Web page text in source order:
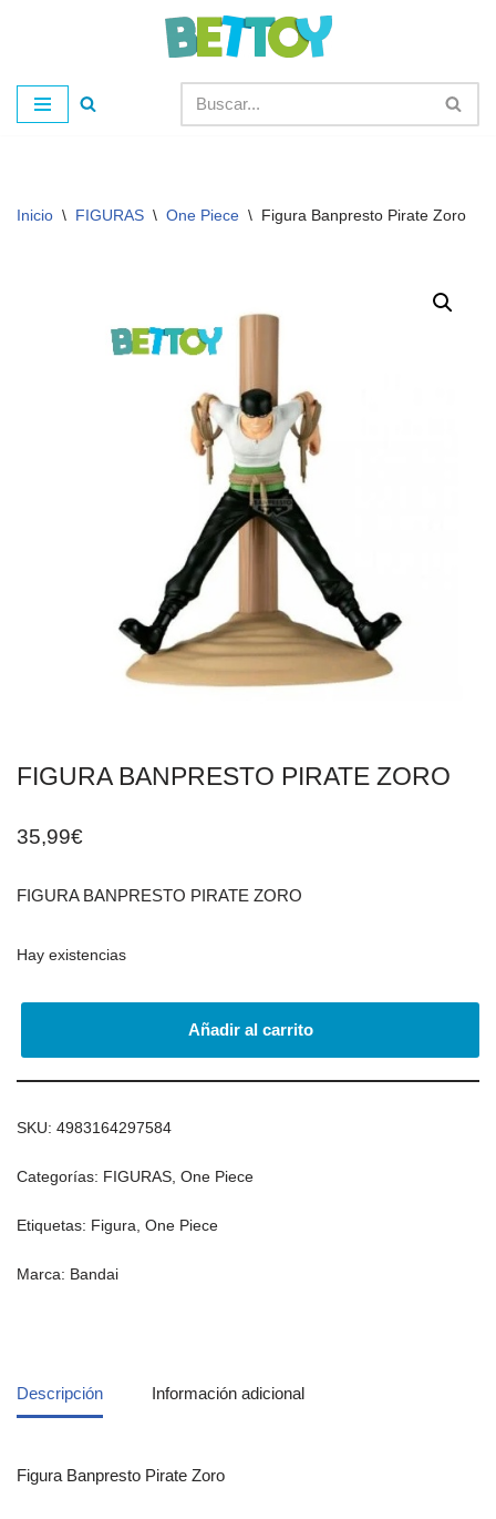
al
contenido
Inicio \ FIGURAS \ One Piece \ Figura Banpresto Pirate Zoro
FIGURA BANPRESTO PIRATE ZORO
35,99€
FIGURA BANPRESTO PIRATE ZORO
Hay existencias
Añadir al carrito
SKU: 4983164297584
Categorías: FIGURAS, One Piece
Etiquetas: Figura, One Piece
Marca: Bandai
Descripción Información adicional
Figura Banpresto Pirate Zoro